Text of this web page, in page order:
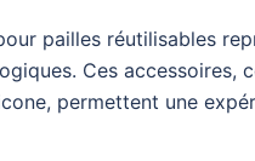
pailles réutilisables
Ces
permettent une